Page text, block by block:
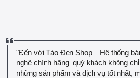
"Đến với Táo Đen Shop – Hệ thống
nghệ chính hãng, quý khách không
những sản phẩm và dịch vụ tốt nhất,